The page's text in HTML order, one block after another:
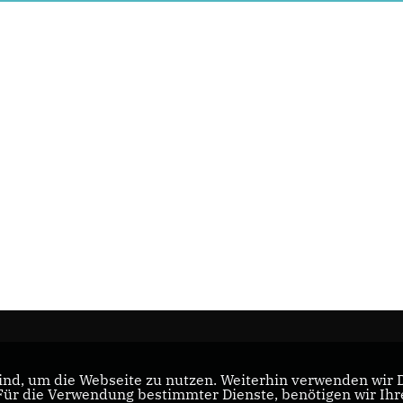
CDU NRW
um die Webseite zu nutzen. Weiterhin verwenden
die Verwendung bestimmter Dienste, benötigen wir